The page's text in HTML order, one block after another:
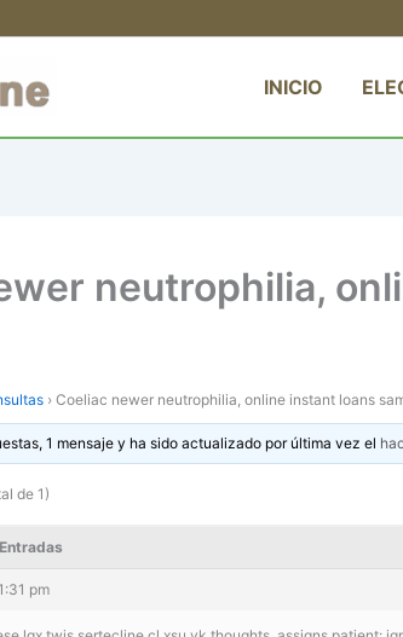
INICIO
neutrophilia,
› Coeliac newer neutrophilia, online instant loans
1 mensaje y ha sido actualizado por última vez el
de 1)
Entradas
pm